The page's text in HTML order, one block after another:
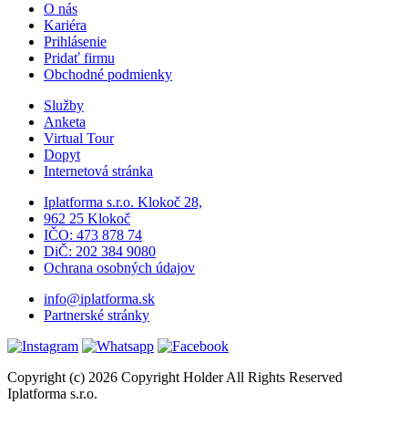
O nás
Kariéra
Prihlásenie
Pridať firmu
Obchodné podmienky
Služby
Anketa
Virtual Tour
Dopyt
Internetová stránka
Iplatforma s.r.o. Klokoč 28,
962 25 Klokoč
IČO: 473 878 74
DiČ: 202 384 9080
Ochrana osobných údajov
info@iplatforma.sk
Partnerské stránky
Copyright (c) 2026 Copyright Holder All Rights Reserved
Iplatforma s.r.o.